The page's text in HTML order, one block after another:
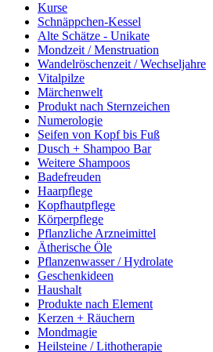
Kurse
Schnäppchen-Kessel
Alte Schätze - Unikate
Mondzeit / Menstruation
Wandelröschenzeit / Wechseljahre
Vitalpilze
Märchenwelt
Produkt nach Sternzeichen
Numerologie
Seifen von Kopf bis Fuß
Dusch + Shampoo Bar
Weitere Shampoos
Badefreuden
Haarpflege
Kopfhautpflege
Körperpflege
Pflanzliche Arzneimittel
Ätherische Öle
Pflanzenwasser / Hydrolate
Geschenkideen
Haushalt
Produkte nach Element
Kerzen + Räuchern
Mondmagie
Heilsteine / Lithotherapie